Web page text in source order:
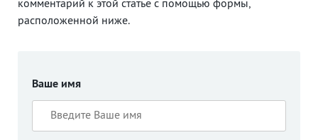
комментарий к этой статье с помощью формы,
расположенной ниже.
Ваше имя